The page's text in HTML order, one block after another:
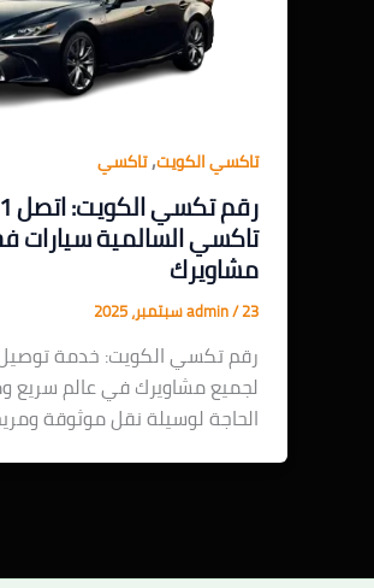
تاكسي الكويت,تاكسي
تاكسي السالمية سيارات
مشاويرك
admin/23 سبتمبر، 2025
رقم تكسي الكويت: خدمة
لجميع مشاويرك في عالم سريع
الحاجة لوسيلة نقل موثوقة